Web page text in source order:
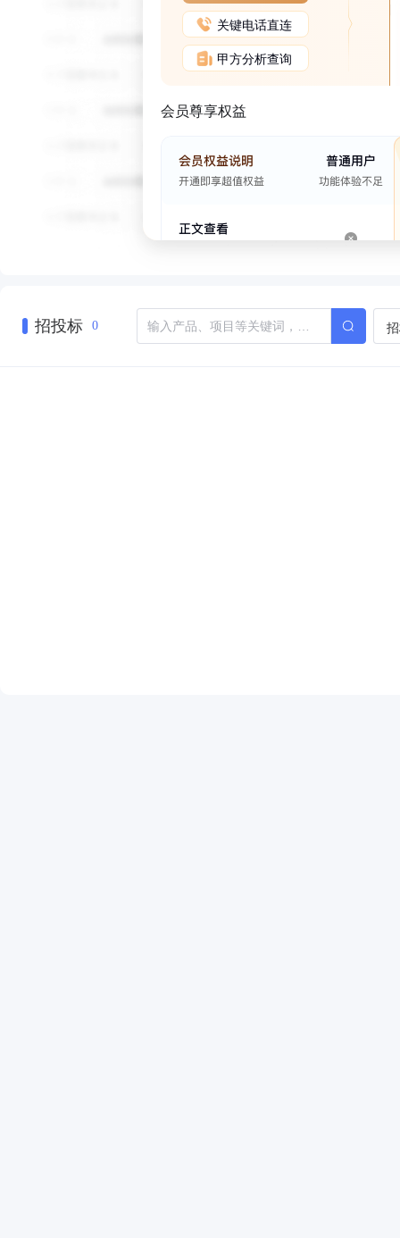
关键电话直连
甲方分析查询
会员尊享权益
招投标 0